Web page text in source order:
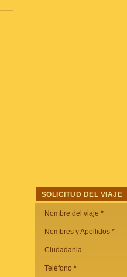
SOLICITUD DEL VIAJE
Nombre del viaje *
Nombres y Apellidos *
Ciudadania
Teléfono *